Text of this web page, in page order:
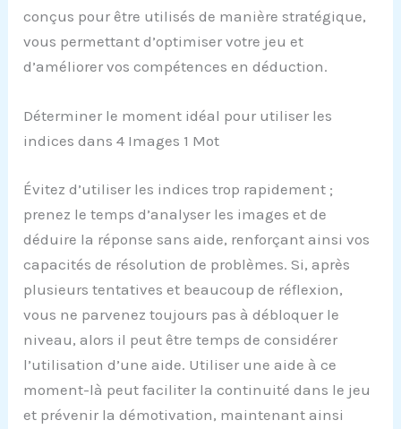
conçus pour être utilisés de manière stratégique,
vous permettant d’optimiser votre jeu et
d’améliorer vos compétences en déduction.
Déterminer le moment idéal pour utiliser les
indices dans 4 Images 1 Mot
Évitez d’utiliser les indices trop rapidement ;
prenez le temps d’analyser les images et de
déduire la réponse sans aide, renforçant ainsi vos
capacités de résolution de problèmes. Si, après
plusieurs tentatives et beaucoup de réflexion,
vous ne parvenez toujours pas à débloquer le
niveau, alors il peut être temps de considérer
l’utilisation d’une aide. Utiliser une aide à ce
moment-là peut faciliter la continuité dans le jeu
et prévenir la démotivation, maintenant ainsi